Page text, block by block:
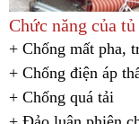
Chức năng của
+ Chống mất pha,
+ Chống điện áp
+ Chống quá tải